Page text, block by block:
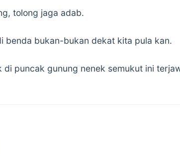
tolong jaga adab.
benda bukan-bukan dekat kita pula kan.
puncak gunung nenek semukut ini